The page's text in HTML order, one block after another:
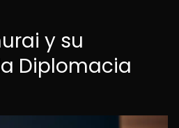
y su
Diplomacia